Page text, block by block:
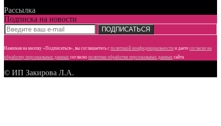
Рассылка
Подписка на новости
ПОДПИСАТЬСЯ
Нажимая на кнопку «Подписаться», вы соглашаетесь с политикой конфиденциальности и даете согласие на
обработку персональных данных согласно политики обработки персональных данных сайта
© ИП Закирова Л.А.